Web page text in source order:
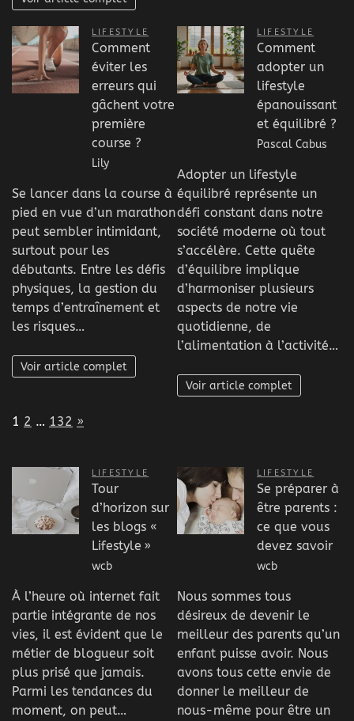
LIFESTYLE
Comment
éviter les
erreurs qui
gâchent votre
première
course ?
Lily
Se lancer dans la course à
pied en vue d’un marathon
peut sembler intimidant,
surtout pour les
débutants. Entre les défis
physiques, la gestion du
temps d’entraînement et
les risques…
Voir article complet
LIFESTYLE
Comment
adopter un
lifestyle
épanouissant
et équilibré ?
Pascal Cabus
Adopter un lifestyle
équilibré représente un
défi constant dans notre
société moderne où tout
s’accélère. Cette quête
d’équilibre implique
d’harmoniser plusieurs
aspects de notre vie
quotidienne, de
l’alimentation à l’activité…
Voir article complet
Page:
1 2 … 132 Next
»
LIFESTYLE
Tour
d’horizon sur
les blogs «
Lifestyle »
wcb
À l’heure où internet fait
partie intégrante de nos
vies, il est évident que le
métier de blogueur soit
plus prisé que jamais.
Parmi les tendances du
moment, on peut…
LIFESTYLE
Se préparer à
être parents :
ce que vous
devez savoir
wcb
Nous sommes tous
désireux de devenir le
meilleur des parents qu’un
enfant puisse avoir. Nous
avons tous cette envie de
donner le meilleur de
nous-même pour être un